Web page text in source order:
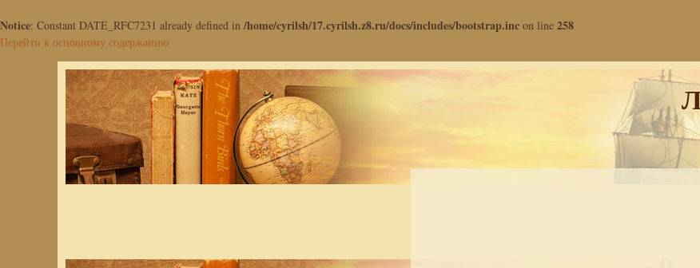
Notice: Constant DATE_RFC7231 already defined in /home/cyrilsh/17.cyrilsh.z8.ru/docs/includes/bootstrap.inc on line 258
Перейти к основному содержанию